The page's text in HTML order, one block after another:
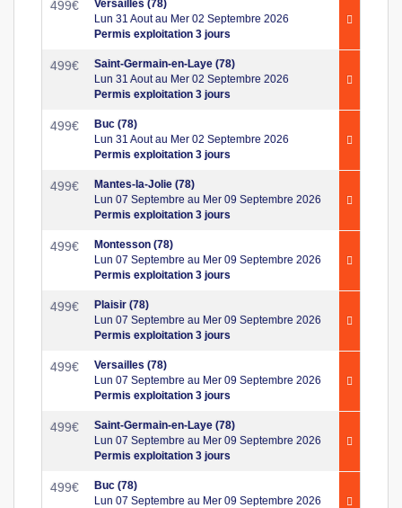
499€
Versailles (78)
Lun 31 Aout au Mer 02 Septembre 2026
Permis exploitation 3 jours
499€
Saint-Germain-en-Laye (78)
Lun 31 Aout au Mer 02 Septembre 2026
Permis exploitation 3 jours
499€
Buc (78)
Lun 31 Aout au Mer 02 Septembre 2026
Permis exploitation 3 jours
499€
Mantes-la-Jolie (78)
Lun 07 Septembre au Mer 09 Septembre 2026
Permis exploitation 3 jours
499€
Montesson (78)
Lun 07 Septembre au Mer 09 Septembre 2026
Permis exploitation 3 jours
499€
Plaisir (78)
Lun 07 Septembre au Mer 09 Septembre 2026
Permis exploitation 3 jours
499€
Versailles (78)
Lun 07 Septembre au Mer 09 Septembre 2026
Permis exploitation 3 jours
499€
Saint-Germain-en-Laye (78)
Lun 07 Septembre au Mer 09 Septembre 2026
Permis exploitation 3 jours
499€
Buc (78)
Lun 07 Septembre au Mer 09 Septembre 2026